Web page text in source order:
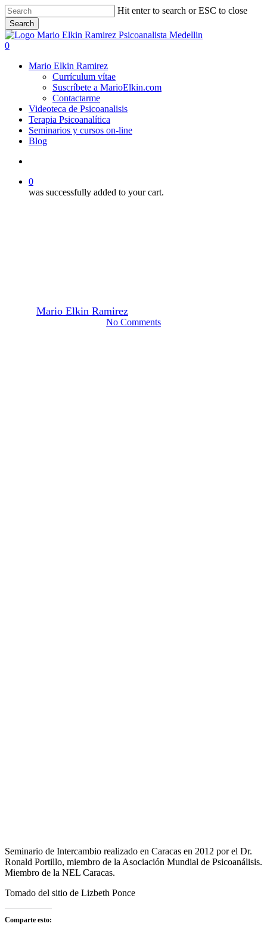
Skip
to
main
content
Hit enter to search or ESC to close
Search
Close
Search
search
0
Mario Elkin Ramirez
Currículum vítae
Suscríbete a MarioElkin.com
Contactarme
Videoteca de Psicoanalisis
Terapia Psicoanalítica
Seminarios y cursos on-line
Blog
0
was successfully added to your cart.
Mario Elkin Ramirez
No Comments
Seminario de Intercambio realizado en Caracas en 2012 por el Dr.
Ronald Portillo, miembro de la Asociación Mundial de Psicoanálisis.
Miembro de la NEL Caracas.
Tomado del sitio de Lizbeth Ponce
Comparte esto: